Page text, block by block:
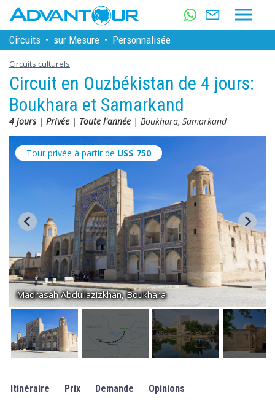
Circuits • sur Mesure • Personnalisée
Circuits culturels
Circuit en Ouzbékistan de 4 jours:
Boukhara et Samarkand
4 jours| Privée | Toute l'année | Boukhara, Samarkand
Tour privée à partir de US$ 750
Madrasah Abdullazizkhan, Boukhara
Itinéraire Prix Demande Opinions